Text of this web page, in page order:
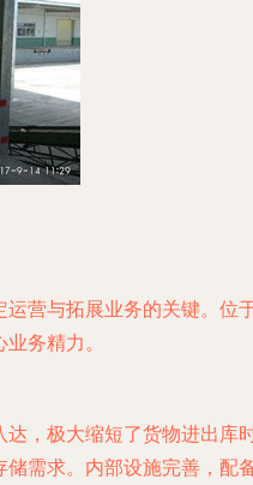
营与拓展业务的关键。位
务精力。
，极大缩短了货物进出库
需求。内部设施完善，配